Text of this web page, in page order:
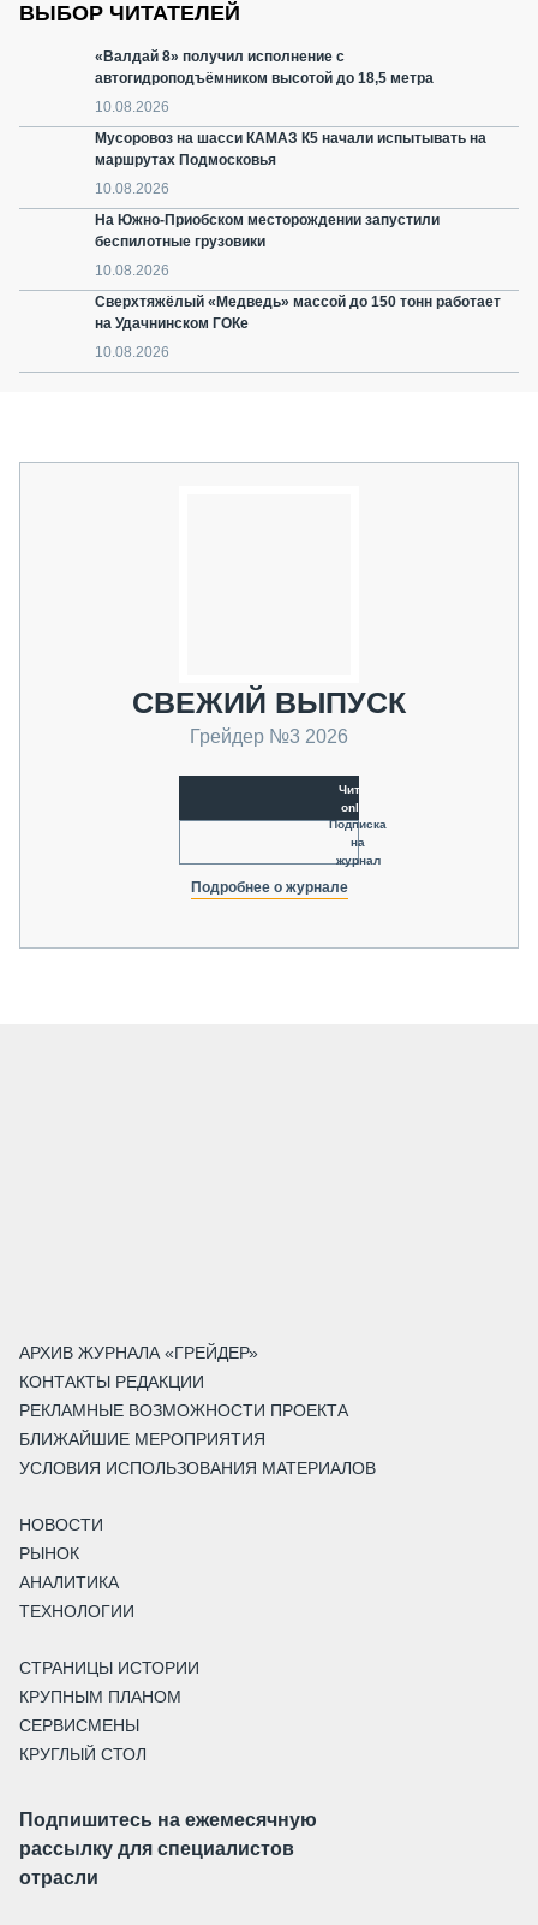
ВЫБОР ЧИТАТЕЛЕЙ
«Валдай 8» получил исполнение с
автогидроподъёмником высотой до 18,5 метра
10.08.2026
Мусоровоз на шасси КАМАЗ К5 начали испытывать на
маршрутах Подмосковья
10.08.2026
На Южно-Приобском месторождении запустили
беспилотные грузовики
10.08.2026
Сверхтяжёлый «Медведь» массой до 150 тонн работает
на Удачнинском ГОКе
10.08.2026
СВЕЖИЙ ВЫПУСК
Грейдер №3 2026
Читать
online
Подписка
на
журнал
Подробнее о журнале
АРХИВ ЖУРНАЛА «ГРЕЙДЕР»
КОНТАКТЫ РЕДАКЦИИ
РЕКЛАМНЫЕ ВОЗМОЖНОСТИ ПРОЕКТА
БЛИЖАЙШИЕ МЕРОПРИЯТИЯ
УСЛОВИЯ ИСПОЛЬЗОВАНИЯ МАТЕРИАЛОВ
НОВОСТИ
РЫНОК
АНАЛИТИКА
ТЕХНОЛОГИИ
СТРАНИЦЫ ИСТОРИИ
КРУПНЫМ ПЛАНОМ
СЕРВИСМЕНЫ
КРУГЛЫЙ СТОЛ
Подпишитесь на ежемесячную
рассылку для специалистов
отрасли